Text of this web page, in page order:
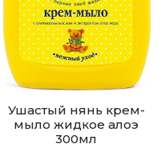
Ушастый нянь крем-
мыло жидкое алоэ
300мл